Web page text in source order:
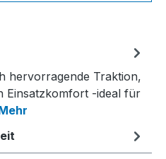
hervorragende Traktion,
Einsatzkomfort -ideal für